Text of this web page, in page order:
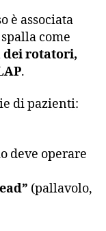
è associata
come
dei rotatori,
.
di pazienti:
deve operare
(pallavolo,